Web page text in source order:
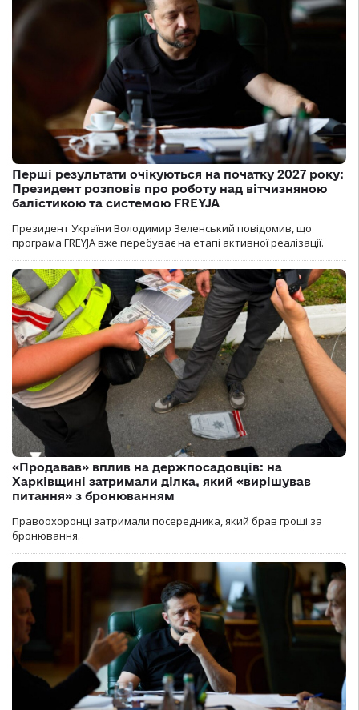
Перші результати очікуються на початку 2027 року:
Президент розповів про роботу над вітчизняною
балістикою та системою FREYJA
Президент України Володимир Зеленський повідомив, що
програма FREYJA вже перебуває на етапі активної реалізації.
«Продавав» вплив на держпосадовців: на
Харківщині затримали ділка, який «вирішував
питання» з бронюванням
Правоохоронці затримали посередника, який брав гроші за
бронювання.